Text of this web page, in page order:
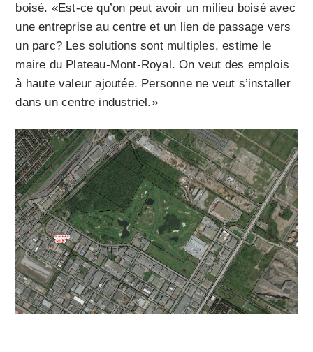
boisé. «Est-ce qu’on peut avoir un milieu boisé avec
une entreprise au centre et un lien de passage vers
un parc? Les solutions sont multiples, estime le
maire du Plateau-Mont-Royal. On veut des emplois
à haute valeur ajoutée. Personne ne veut s’installer
dans un centre industriel.»